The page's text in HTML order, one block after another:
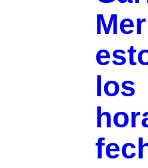
los